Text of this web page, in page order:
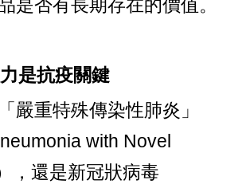
是否有長期存在的價值。
是抗疫關鍵
嚴重特殊傳染性肺炎」
with Novel
，還是新冠狀病毒